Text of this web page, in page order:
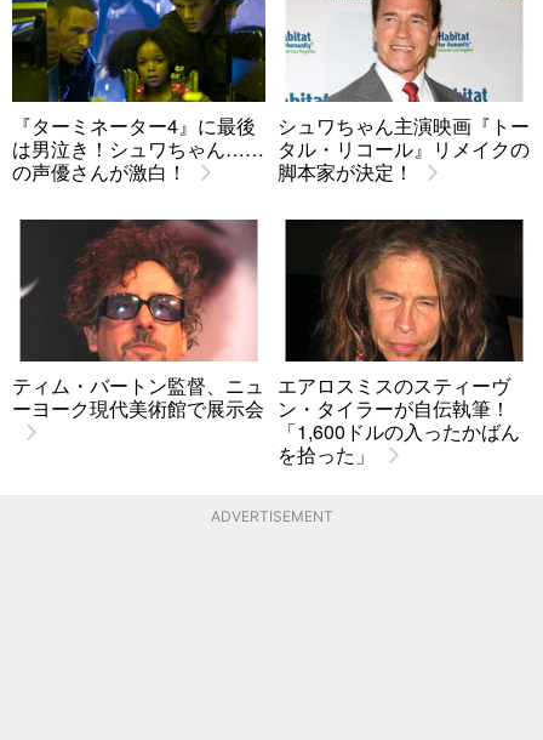
『ターミネーター4』に最後
は男泣き！シュワちゃん……
の声優さんが激白！
シュワちゃん主演映画『トー
タル・リコール』リメイクの
脚本家が決定！
ティム・バートン監督、ニュ
ーヨーク現代美術館で展示会
エアロスミスのスティーヴ
ン・タイラーが自伝執筆！
「1,600ドルの入ったかばん
を拾った」
ADVERTISEMENT